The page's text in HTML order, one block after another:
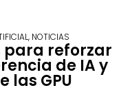
, NOTICIAS
para reforzar
de IA y
las GPU